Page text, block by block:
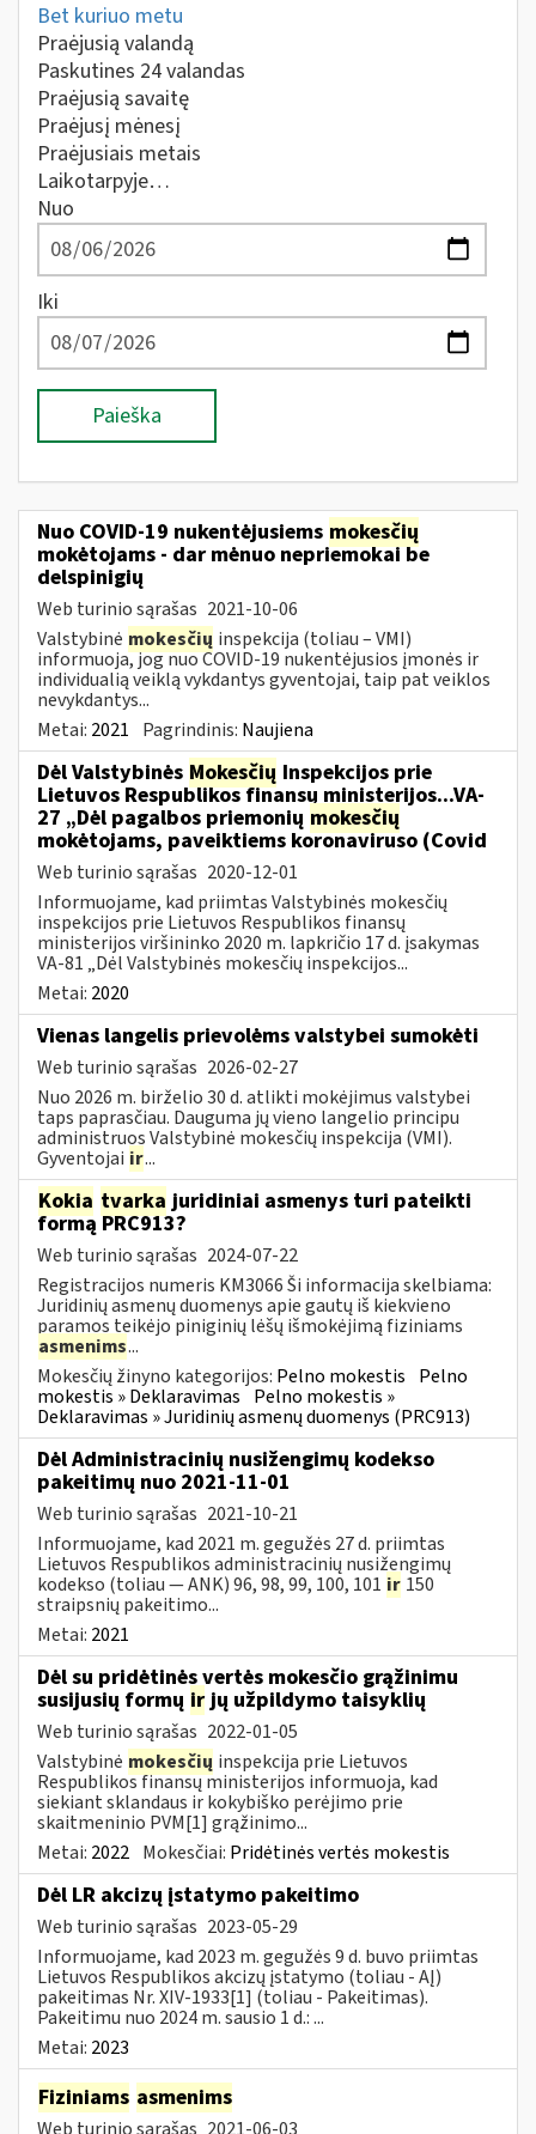
Bet kuriuo metu
Praėjusią valandą
Paskutines 24 valandas
Praėjusią savaitę
Praėjusį mėnesį
Praėjusiais metais
Laikotarpyje…
Nuo
Iki
Paieška
Nuo COVID-19 nukentėjusiems mokesčių
mokėtojams - dar mėnuo nepriemokai be
delspinigių
Web turinio sąrašas 2021-10-06
Valstybinė mokesčių inspekcija (toliau – VMI)
informuoja, jog nuo COVID-19 nukentėjusios įmonės ir
individualią veiklą vykdantys gyventojai, taip pat veiklos
nevykdantys...
Metai: 2021 Pagrindinis: Naujiena
Dėl Valstybinės Mokesčių Inspekcijos prie
Lietuvos Respublikos finansų ministerijos...VA-
27 „Dėl pagalbos priemonių mokesčių
mokėtojams, paveiktiems koronaviruso (Covid
Web turinio sąrašas 2020-12-01
Informuojame, kad priimtas Valstybinės mokesčių
inspekcijos prie Lietuvos Respublikos finansų
ministerijos viršininko 2020 m. lapkričio 17 d. įsakymas
VA-81 „Dėl Valstybinės mokesčių inspekcijos...
Metai: 2020
Vienas langelis prievolėms valstybei sumokėti
Web turinio sąrašas 2026-02-27
Nuo 2026 m. birželio 30 d. atlikti mokėjimus valstybei
taps paprasčiau. Dauguma jų vieno langelio principu
administruos Valstybinė mokesčių inspekcija (VMI).
Gyventojai ir...
Kokia tvarka juridiniai asmenys turi pateikti
formą PRC913?
Web turinio sąrašas 2024-07-22
Registracijos numeris KM3066 Ši informacija skelbiama:
Juridinių asmenų duomenys apie gautų iš kiekvieno
paramos teikėjo piniginių lėšų išmokėjimą fiziniams
asmenims...
Mokesčių žinyno kategorijos: Pelno mokestis Pelno
mokestis » Deklaravimas Pelno mokestis »
Deklaravimas » Juridinių asmenų duomenys (PRC913)
Dėl Administracinių nusižengimų kodekso
pakeitimų nuo 2021-11-01
Web turinio sąrašas 2021-10-21
Informuojame, kad 2021 m. gegužės 27 d. priimtas
Lietuvos Respublikos administracinių nusižengimų
kodekso (toliau — ANK) 96, 98, 99, 100, 101 ir 150
straipsnių pakeitimo...
Metai: 2021
Dėl su pridėtinės vertės mokesčio grąžinimu
susijusių formų irjų užpildymo taisyklių
Web turinio sąrašas 2022-01-05
Valstybinė mokesčių inspekcija prie Lietuvos
Respublikos finansų ministerijos informuoja, kad
siekiant sklandaus ir kokybiško perėjimo prie
skaitmeninio PVM[1] grąžinimo...
Metai: 2022 Mokesčiai: Pridėtinės vertės mokestis
Dėl LR akcizų įstatymo pakeitimo
Web turinio sąrašas 2023-05-29
Informuojame, kad 2023 m. gegužės 9 d. buvo priimtas
Lietuvos Respublikos akcizų įstatymo (toliau - AĮ)
pakeitimas Nr. XIV-1933[1] (toliau - Pakeitimas).
Pakeitimu nuo 2024 m. sausio 1 d.: ...
Metai: 2023
Fiziniams asmenims
Web turinio sąrašas 2021-06-03